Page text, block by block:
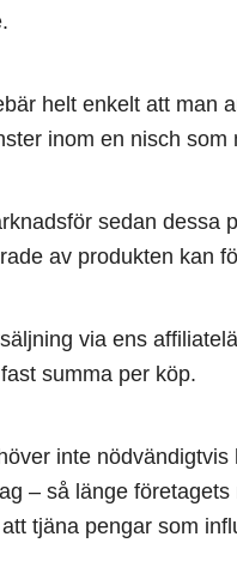
helt enkelt att man
inom en nisch
sedan dessa
av produkten kan
via ens
summa per köp.
inte
– så länge
tjäna pengar som